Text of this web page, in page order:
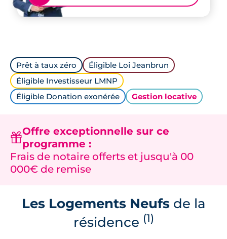
Prêt à taux zéro
Éligible Loi Jeanbrun
Éligible Investisseur LMNP
Éligible Donation exonérée
Gestion locative
Offre exceptionnelle sur ce
programme :
Frais de notaire offerts et jusqu'à 00
000€ de remise
Les Logements Neufsde la
résidence (1)